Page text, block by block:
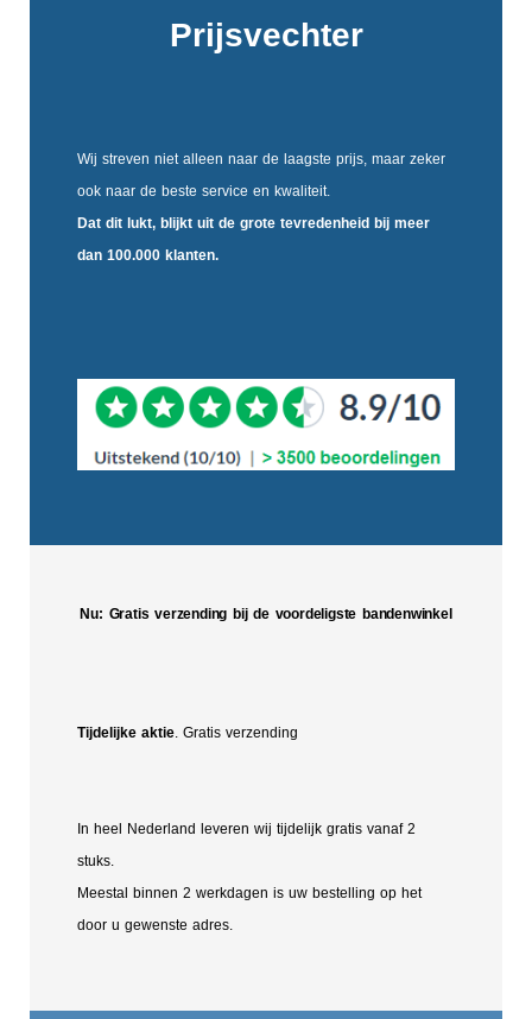
Prijsvechter
Wij streven niet alleen naar de laagste prijs, maar zeker
ook naar de beste service en kwaliteit.
Dat dit lukt, blijkt uit de grote tevredenheidbij meer
dan 100.000 klanten.
Nu: Gratis verzending bij de voordeligste bandenwinkel
Tijdelijke aktie. Gratis verzending
In heel Nederland leveren wij tijdelijk gratis vanaf 2
stuks.
Meestal binnen 2 werkdagen is uw bestelling op het
door u gewenste adres.